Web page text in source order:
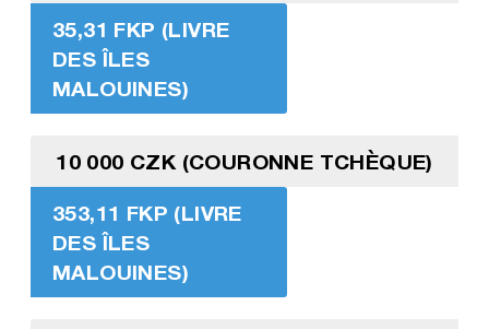
35,31 FKP (LIVRE
DES ÎLES
MALOUINES)
10 000 CZK (COURONNE TCHÈQUE)
353,11 FKP (LIVRE
DES ÎLES
MALOUINES)